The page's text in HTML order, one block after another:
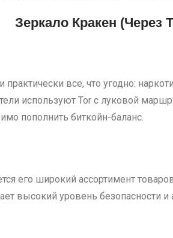
Зеркало Кракен (Через
практически все, что угодно:
используют Tor с луковой
пополнить биткойн-баланс.
его широкий ассортимент
высокий уровень безопасности